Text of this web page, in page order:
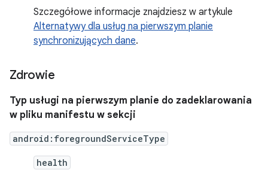
Szczegółowe informacje znajdziesz w artykule
Alternatywy dla usług na pierwszym planie
synchronizujących dane.
Zdrowie
Typ usługi na pierwszym planie do zadeklarowania
w pliku manifestu w sekcji
android:foregroundServiceType
health